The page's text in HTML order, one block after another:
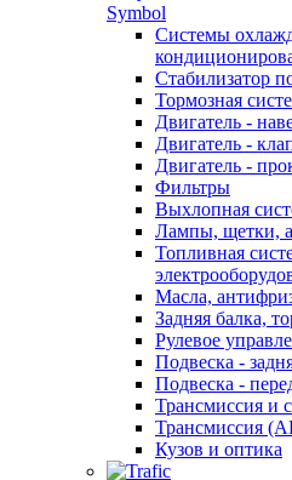
Symbol
Системы
Стабилизатор
Тормозная
Двигатель -
Двигатель -
Двигатель -
Фильтры
Выхлопная
Лампы, щетки,
Топливная
Масла,
Задняя балка,
Рулевое
Подвеска -
Подвеска -
Трансмиссия
Трансмиссия
Кузов и оптика